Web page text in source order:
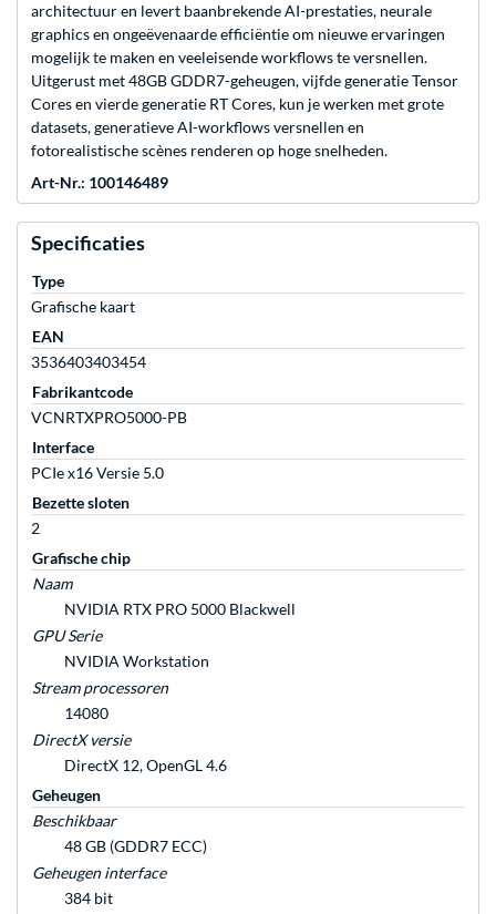
architectuur en levert baanbrekende AI-prestaties, neurale
graphics en ongeëvenaarde efficiëntie om nieuwe ervaringen
mogelijk te maken en veeleisende workflows te versnellen.
Uitgerust met 48GB GDDR7-geheugen, vijfde generatie Tensor
Cores en vierde generatie RT Cores, kun je werken met grote
datasets, generatieve AI-workflows versnellen en
fotorealistische scènes renderen op hoge snelheden.
Art-Nr.: 100146489
Specificaties
Type
Grafische kaart
EAN
3536403403454
Fabrikantcode
VCNRTXPRO5000-PB
Interface
PCIe x16 Versie 5.0
Bezette sloten
2
Grafische chip
Naam
NVIDIA RTX PRO 5000 Blackwell
GPU Serie
NVIDIA Workstation
Stream processoren
14080
DirectX versie
DirectX 12, OpenGL 4.6
Geheugen
Beschikbaar
48 GB (GDDR7 ECC)
Geheugen interface
384 bit